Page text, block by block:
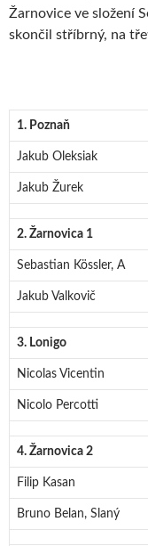
Žarnovice ve složení
skončil stříbrný, na
1. Poznaň
Jakub Oleksiak
Jakub Žurek
2. Žarnovica 1
Sebastian Kössler, A
Jakub Valkovič
3. Lonigo
Nicolas Vicentin
Nicolo Percotti
4. Žarnovica 2
Filip Kasan
Bruno Belan, Slaný